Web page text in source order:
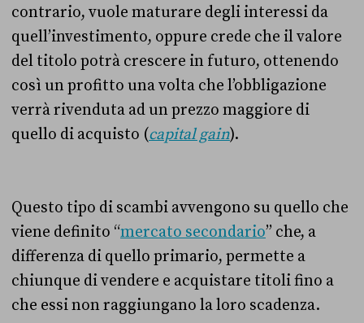
contrario, vuole maturare degli interessi da
quell’investimento, oppure crede che il valore
del titolo potrà crescere in futuro, ottenendo
così un profitto una volta che l’obbligazione
verrà rivenduta ad un prezzo maggiore di
quello di acquisto (capital gain).
Questo tipo di scambi avvengono su quello che
viene definito “mercato secondario” che, a
differenza di quello primario, permette a
chiunque di vendere e acquistare titoli fino a
che essi non raggiungano la loro scadenza.